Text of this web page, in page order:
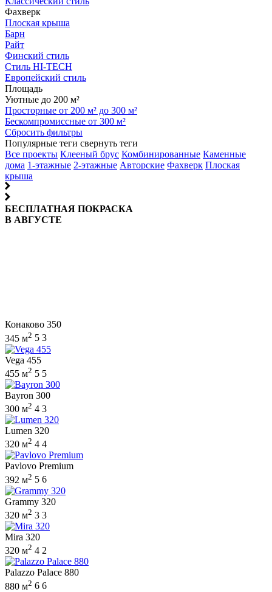
Фахверк
Плоская крыша
Барн
Райт
Финский стиль
Стиль HI-TECH
Европейский стиль
Площадь
Уютные до 200 м²
Просторные от 200 м² до 300 м²
Бескомпромиссные от 300 м²
Сбросить фильтры
Популярные теги свернуть теги
Все проекты Клееный брус Комбинированные Каменные
дома 1-этажные 2-этажные Авторские Фахверк Плоская
крыша
БЕСПЛАТНАЯ ПОКРАСКА
В АВГУСТЕ
Конаково 350
345 м2 5 3
Vega 455
455 м2 5 5
Bayron 300
300 м2 4 3
Lumen 320
320 м2 4 4
Pavlovo Premium
392 м2 5 6
Grammy 320
320 м2 3 3
Mira 320
320 м2 4 2
Palazzo Palace 880
880 м2 6 6